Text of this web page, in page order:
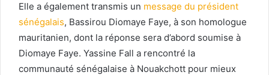
Elle a également transmis un message du président
sénégalais, Bassirou Diomaye Faye, à son homologue
mauritanien, dont la réponse sera d’abord soumise à
Diomaye Faye. Yassine Fall a rencontré la
communauté sénégalaise à Nouakchott pour mieux